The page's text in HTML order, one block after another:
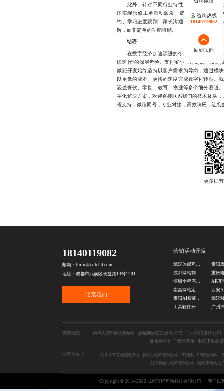
此外，针对不同行业特性，微距开发还提供
序实现报修工单自动派发、费用缴纳提醒、
约、学习进度跟踪、家长沟通记录管理。这些
解，而非简单的功能堆砌。
结语
在数字经济加速演进的今天，企业不再只是
续迭代”的深层考验。支付宝小程序定制不仅是
微距开发始终坚持以客户需求为导向，通过模
以更低的成本、更快的速度完成数字化转型。
涵盖餐饮、零售、教育、物业等多个细分赛道
字化解决方案，欢迎直接联系我们的技术团队，
程支持，微信同号，专业对接，高效响应，让
咨询热线
18140119082
回到顶部
18140119082
邮箱：liujie@cdlchd.com
地址：成都市武侯区长益路13号1201
联系我们
营销活动开发
深圳小程序开发公司
贵阳AI智能体开发公司
工具软件开发公司
友情链接： 南昌AR互动游戏制作 成都网站SEO优化公司 广告插画设计公司
北京微信推广活动开发 重庆IP形象
地区合集： 乌鲁木齐官网定制开发 昆明小程序定制公司 H5定制 H5游戏制作
沈阳微信小程序定制公司
石家庄网络推
Copyright © 2014-2026 成都蓝橙互动科技有限公司 我们以